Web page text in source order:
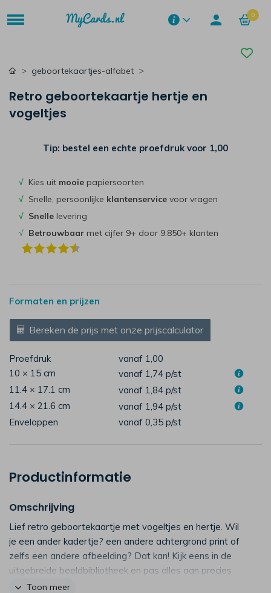
0
geboortekaartjes-alfabet
Retro geboortekaartje hertje en
vogeltjes
Tip: bestel een echte proefdruk voor 1,00
√ Kies uit mooie papiersoorten
√ Snelle, persoonlijke klantenservice voor vragen
√ Snelle levering
√ Betrouwbaar met cijfer 9+ door 9.850+ klanten
Formaten en prijzen
Bereken de prijs met onze prijscalculator
Proefdruk
vanaf 1,00
10 × 15 cm
vanaf 1,74 p/st
11.4 × 17.1 cm
vanaf 1,84 p/st
14.4 × 21.6 cm
vanaf 1,94 p/st
Enveloppen
vanaf 0,35 p/st
Productinformatie
Omschrijving
Lief retro geboortekaartje met vogeltjes en hertje. Wil
je een ander kadertje? een andere achtergrond print of
zelfs een andere afbeelding? Dat kan! Kijk eens in de
uitgebreide beeldbibliotheek en pas alles aan precies
zoals jij dat mooi vindt! (6941)
Toon meer